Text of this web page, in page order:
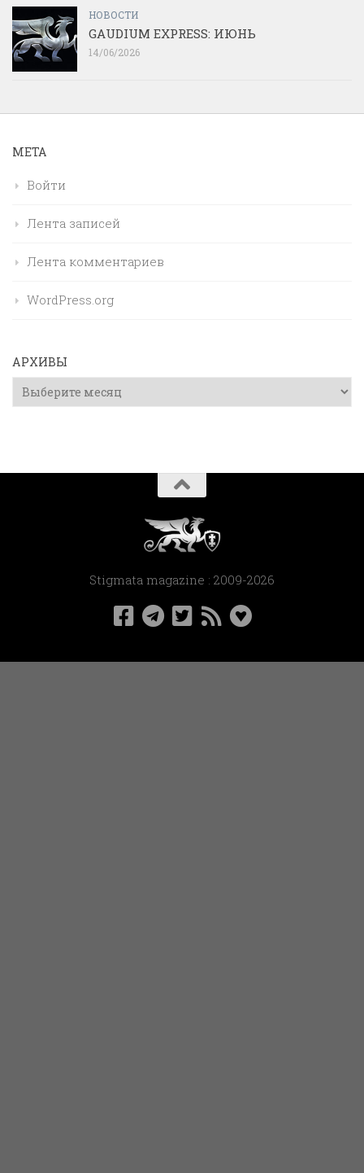
НОВОСТИ
GAUDIUM EXPRESS: ИЮНЬ
14/06/2026
МЕТА
Войти
Лента записей
Лента комментариев
WordPress.org
АРХИВЫ
Архивы
Stigmata magazine : 2009-2026